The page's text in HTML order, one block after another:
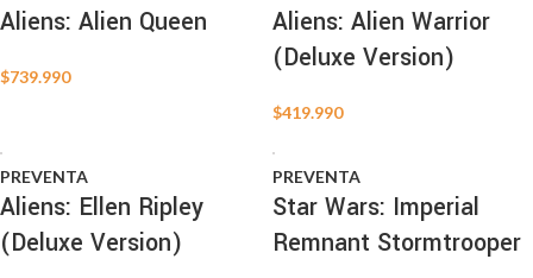
Aliens: Alien Queen
$739.990
Aliens: Alien Warrior
(Deluxe Version)
$419.990
PREVENTA
Aliens: Ellen Ripley
(Deluxe Version)
PREVENTA
Star Wars: Imperial
Remnant Stormtrooper